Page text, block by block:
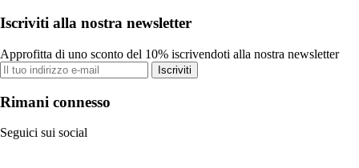
Iscriviti alla nostra newsletter
Approfitta di uno sconto del 10% iscrivendoti alla nostra newsletter
Iscriviti
Rimani connesso
Seguici sui social